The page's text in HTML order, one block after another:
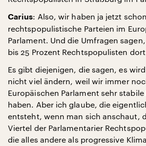
Carius: Also, wir haben ja jetzt
rechtspopulistische Parteien im
Parlament. Und die Umfragen
bis 25 Prozent Rechtspopulisten
Es gibt diejenigen, die sagen, es
nicht viel ändern, weil wir immer
Europäischen Parlament sehr
haben. Aber ich glaube, die
entsteht, wenn man sich anschaut,
Viertel der Parlamentarier
die alles andere als progressive